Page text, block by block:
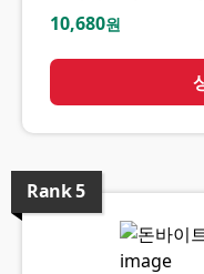
10,680원
Rank5